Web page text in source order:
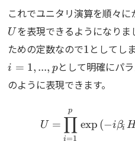
これでユニタリ演算を順々
U を表現できるようになりま
ための定数なので1
1 としてし
i = 1, ..., pとして明確にパ
のように表現できます。
U =
i=1
∏
p
exp (−iβi